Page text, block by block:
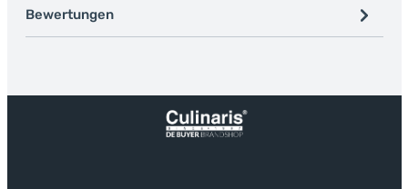
Bewertungen